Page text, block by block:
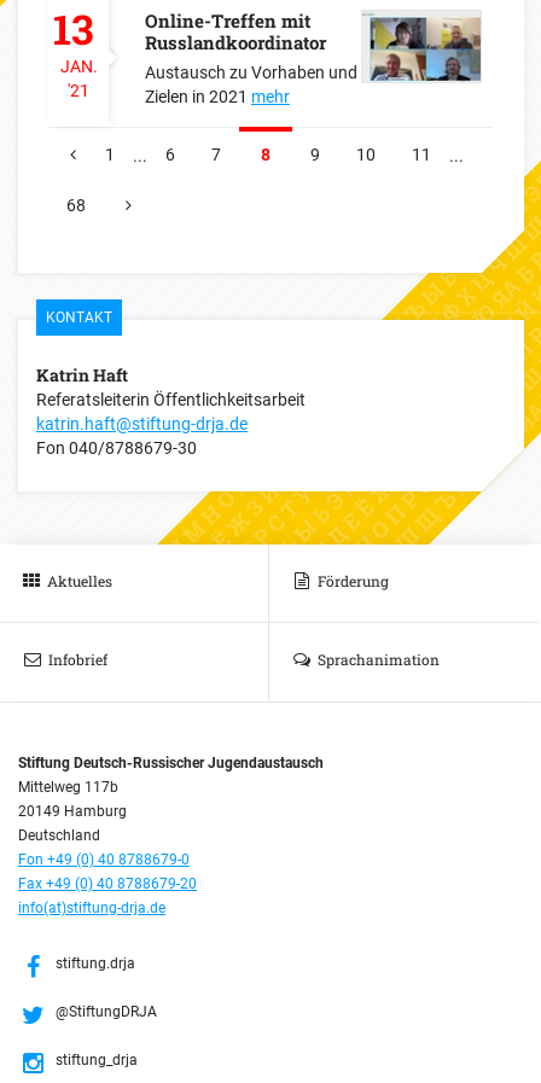
13
JAN.
'21
Online-Treffen mit
Russlandkoordinator
Austausch zu Vorhaben und
Zielen in 2021 mehr
1 ... 6 7 8 9 10 11 ...
68
KONTAKT
Katrin Haft
Referatsleiterin Öffentlichkeitsarbeit
katrin.haft@stiftung-drja.de
Fon 040/8788679-30
Aktuelles Förderung
Infobrief Sprachanimation
Stiftung Deutsch-Russischer Jugendaustausch
Mittelweg 117b
20149 Hamburg
Deutschland
Fon +49 (0) 40 8788679-0
Fax +49 (0) 40 8788679-20
info(at)stiftung-drja.de
stiftung.drja
@StiftungDRJA
stiftung_drja